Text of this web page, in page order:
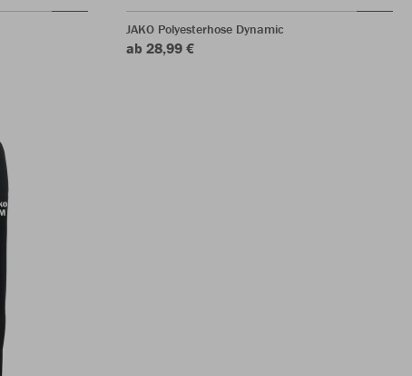
JAKO Polyesterhose Dynamic
ab 28,99 €